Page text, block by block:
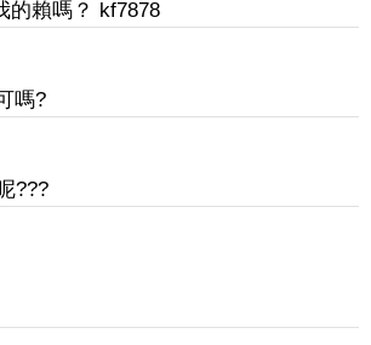
的賴嗎？ kf7878
嗎?
???